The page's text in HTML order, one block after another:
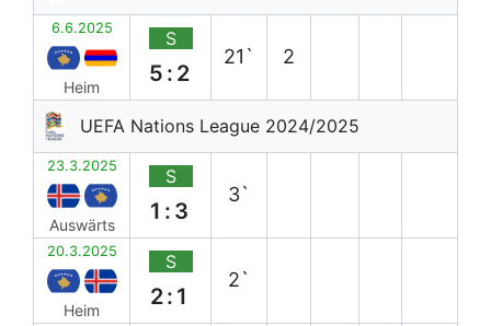
6.6.2025
Heim
S
5:2
21` 2
UEFA Nations League 2024/2025
23.3.2025
Auswärts
S
1:3
3`
20.3.2025
Heim
S
2:1
2`